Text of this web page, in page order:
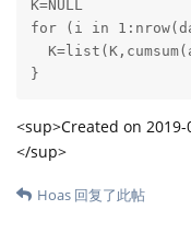
K=NULL
for (i in
}
<sup>Created on
</sup>
Hoas 回复了此帖